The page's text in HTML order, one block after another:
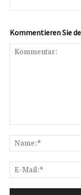
Kommentieren Sie